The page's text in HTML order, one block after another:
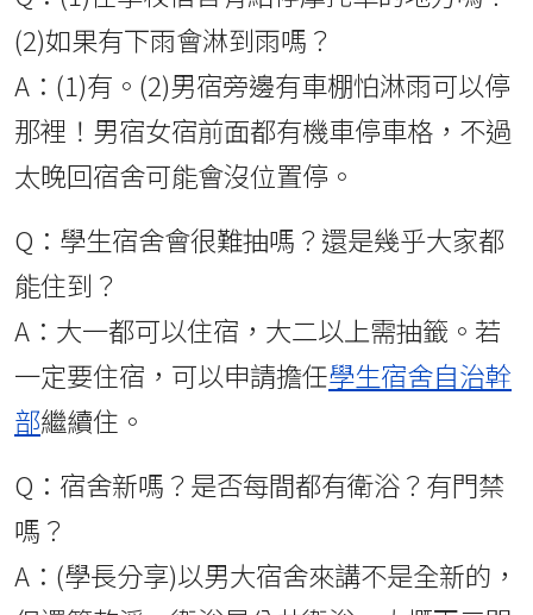
(2)如果有下雨會淋到雨嗎？
A：(1)有。(2)男宿旁邊有車棚怕淋雨可以停
那裡！男宿女宿前面都有機車停車格，不過
太晚回宿舍可能會沒位置停。
Q：學生宿舍會很難抽嗎？還是幾乎大家都
能住到？
A：大一都可以住宿，大二以上需抽籤。若
一定要住宿，可以申請擔任學生宿舍自治幹
部繼續住。
Q：宿舍新嗎？是否每間都有衛浴？有門禁
嗎？
A：(學長分享)以男大宿舍來講不是全新的，